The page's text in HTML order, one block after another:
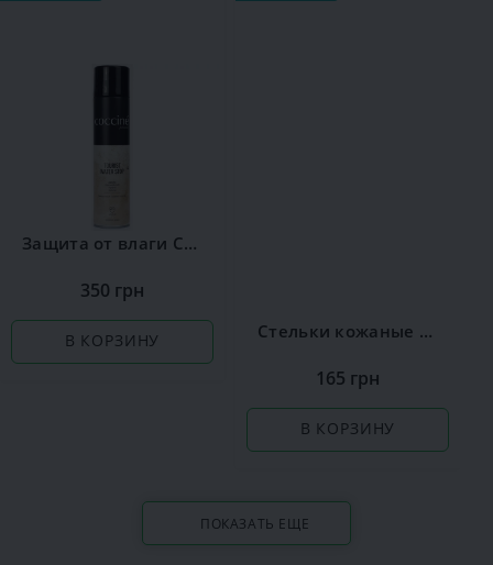
Защита от влаги Сoccine
350 грн
В КОРЗИНУ Стельки кожаные Coccine Leather on Latex
165 грн
В КОРЗИНУ
ПОКАЗАТЬ ЕЩЕ